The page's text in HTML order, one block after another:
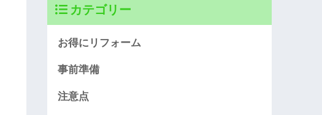
カテゴリー
お得にリフォーム
事前準備
注意点